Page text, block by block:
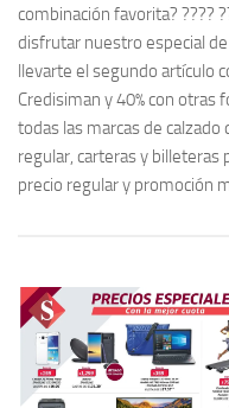
combinación favorita? ????
disfrutar nuestro especial
llevarte el segundo artículo
Credisiman y 40% con otras
todas las marcas de calzado
regular, carteras y billeteras
precio regular y promoción